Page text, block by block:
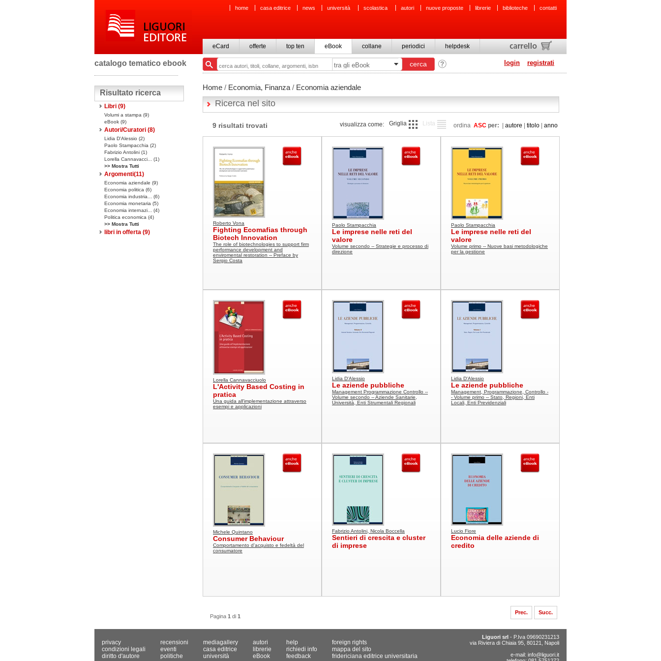
home casa editrice news università scolastica autori nuove proposte librerie biblioteche contatti
eCard offerte top ten eBook collane periodici helpdesk
login registrati
catalogo tematico ebook
Risultato ricerca
Libri (9)
Volumi a stampa (9)
eBook (9)
Autori/Curatori (8)
Lidia D'Alessio (2)
Paolo Stampacchia (2)
Fabrizio Antolini (1)
Lorella Cannavacci... (1)
>> Mostra Tutti
Argomenti(11)
Economia aziendale (9)
Economia politica (6)
Economia industria... (6)
Economia monetaria (5)
Economia internazi... (4)
Politica economica (4)
>> Mostra Tutti
libri in offerta (9)
Home / Economia, Finanza / Economia aziendale
Ricerca nel sito
9 risultati trovati visualizza come: Griglia Lista ordina ASC per: autore titolo anno
Roberto Vona
Fighting Ecomafias through
Biotech Innovation
The role of biotechnologies to support firm
performance development and
enviromental restoration -- Preface by
Sergio Costa
Paolo Stampacchia
Le imprese nelle reti del
valore
Volume secondo -- Strategie e processo di
direzione
Paolo Stampacchia
Le imprese nelle reti del
valore
Volume primo -- Nuove basi metodologiche
per la gestione
Lorella Cannavacciuolo
L'Activity Based Costing in
pratica
Una guida all'implementazione attraverso
esempi e applicazioni
Lidia D'Alessio
Le aziende pubbliche
Management Programmazione Controllo --
Volume secondo -- Aziende Sanitarie,
Università, Enti Strumentali Regionali
Lidia D'Alessio
Le aziende pubbliche
Management, Programmazione, Controllo -
- Volume primo -- Stato, Regioni, Enti
Locali, Enti Previdenziali
Michele Quintano
Consumer Behaviour
Comportamento d'acquisto e fedeltà del
consumatore
Fabrizio Antolini, Nicola Boccella
Sentieri di crescita e cluster
di imprese
Lucio Fiore
Economia delle aziende di
credito
Pagina 1 di 1
Prec. Succ.
privacy
condizioni legali
diritto d'autore
recensioni
eventi
politiche
mediagallery
casa editrice
università
autori
librerie
eBook
help
richiedi info
feedback
foreign rights
mappa del sito
fridericiana editrice universitaria
Liguori srl - P.Iva 09690231213
via Riviera di Chiaia 95, 80121, Napoli
e-mail: info@liguori.it